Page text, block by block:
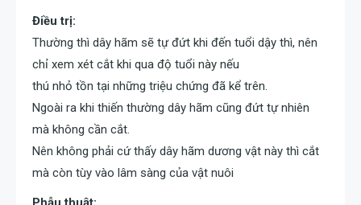
Điều trị:
Thường thì dây hãm sẽ tự đứt khi đến tuổi dậy thì, nên
chỉ xem xét cắt khi qua độ tuổi này nếu
thú nhỏ tồn tại những triệu chứng đã kể trên.
Ngoài ra khi thiến thường dây hãm cũng đứt tự nhiên
mà không cần cắt.
Nên không phải cứ thấy dây hãm dương vật này thì cắt
mà còn tùy vào lâm sàng của vật nuôi